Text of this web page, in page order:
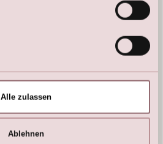
Alle zulassen
Ablehnen